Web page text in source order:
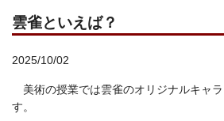
雲雀といえば？
2025/10/02
美術の授業では雲雀のオリジナルキャ
す。